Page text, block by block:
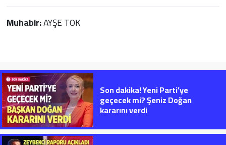
Muhabir:AYŞE TOK
Son dakika! Yeni Parti’ye
geçecek mi? Şeniz Doğan
kararını verdi